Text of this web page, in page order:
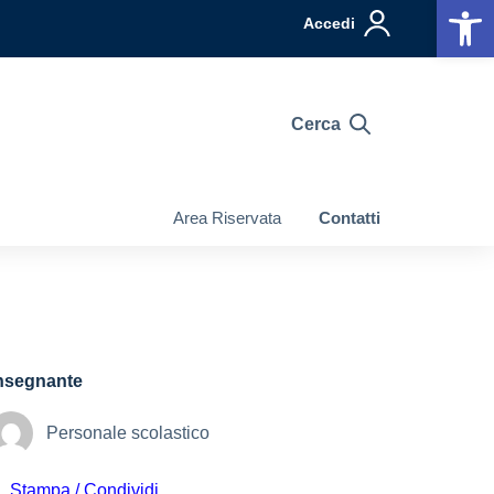
Accedi
Cerca
Area Riservata Contatti
Personale scolastico
Stampa / Condividi